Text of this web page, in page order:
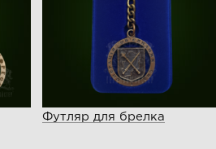
Футляр для брелка